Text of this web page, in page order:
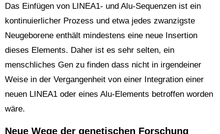
Das Einfügen von LINEA1- und Alu-Sequenzen ist ein
kontinuierlicher Prozess und etwa jedes zwanzigste
Neugeborene enthält mindestens eine neue Insertion
dieses Elements. Daher ist es sehr selten, ein
menschliches Gen zu finden dass nicht in irgendeiner
Weise in der Vergangenheit von einer Integration einer
neuen LINEA1 oder eines Alu-Elements betroffen worden
wäre.
Neue Wege der genetischen Forschung